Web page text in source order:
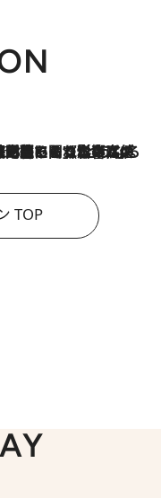
の高値が続いている」ホルムズ海峡封鎖による影響はいつまで続く？《エネルギー専門家に聞く“どうなる日本の暮らし”》
TOP